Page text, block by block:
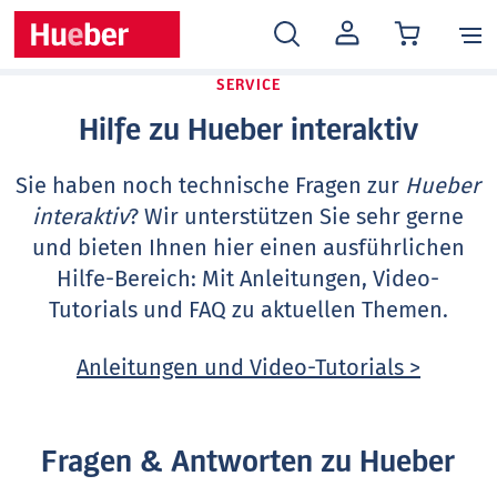
MEIN
KONTO
SERVICE
Hilfe zu Hueber interaktiv
Sie haben noch technische Fragen zur Hueber
interaktiv? Wir unterstützen Sie sehr gerne
und bieten Ihnen hier einen ausführlichen
Hilfe-Bereich: Mit Anleitungen, Video-
Tutorials und FAQ zu aktuellen Themen.
Anleitungen und Video-Tutorials >
Fragen & Antworten zu Hueber